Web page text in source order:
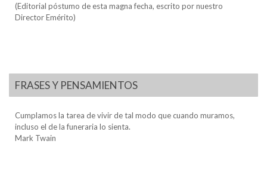
(Editorial póstumo de esta magna fecha, escrito por nuestro
Director Emérito)
FRASES Y PENSAMIENTOS
Cumplamos la tarea de vivir de tal modo que cuando muramos,
incluso el de la funeraria lo sienta.
Mark Twain